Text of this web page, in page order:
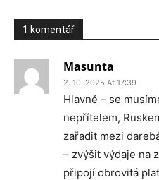
1 komentář
Masunta
2. 10. 2025 At 17:39
Hlavně – se
nepřítelem,
zařadit mezi
– zvýšit výdaje na
připojí obrovitá